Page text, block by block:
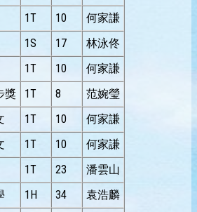
1T 10
何家謙
1S 17
林泳佟
1T 10
何家謙
獎
1T 8
范婉瑩
1T 10
何家謙
1T 10
何家謙
1T 23
潘雲山
1H 34
袁浩麟